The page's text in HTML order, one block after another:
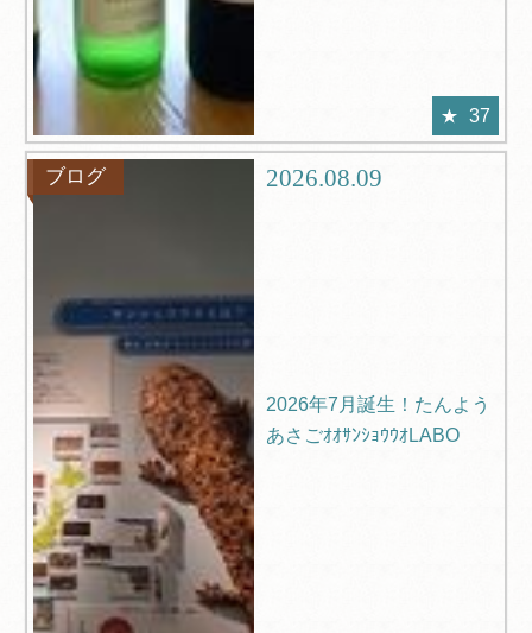
37
ブログ 2026.08.09
2026年7月誕生！たんよう
あさごｵｵｻﾝｼｮｳｳｵLABO